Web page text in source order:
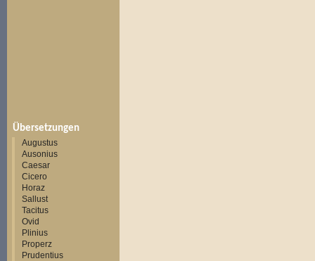
Übersetzungen
Augustus
Ausonius
Caesar
Cicero
Horaz
Sallust
Tacitus
Ovid
Plinius
Properz
Prudentius